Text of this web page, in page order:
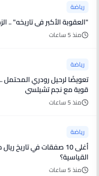
رياضة
"العقوبة الأكبر في تاريخه" .. الزمالك يوجه صدمة قوية لشيكو بانزا
منذ 5 ساعات
رياضة
قوية مع نجم تشيلسي
منذ 5 ساعات
رياضة
القياسية؟
منذ 5 ساعات